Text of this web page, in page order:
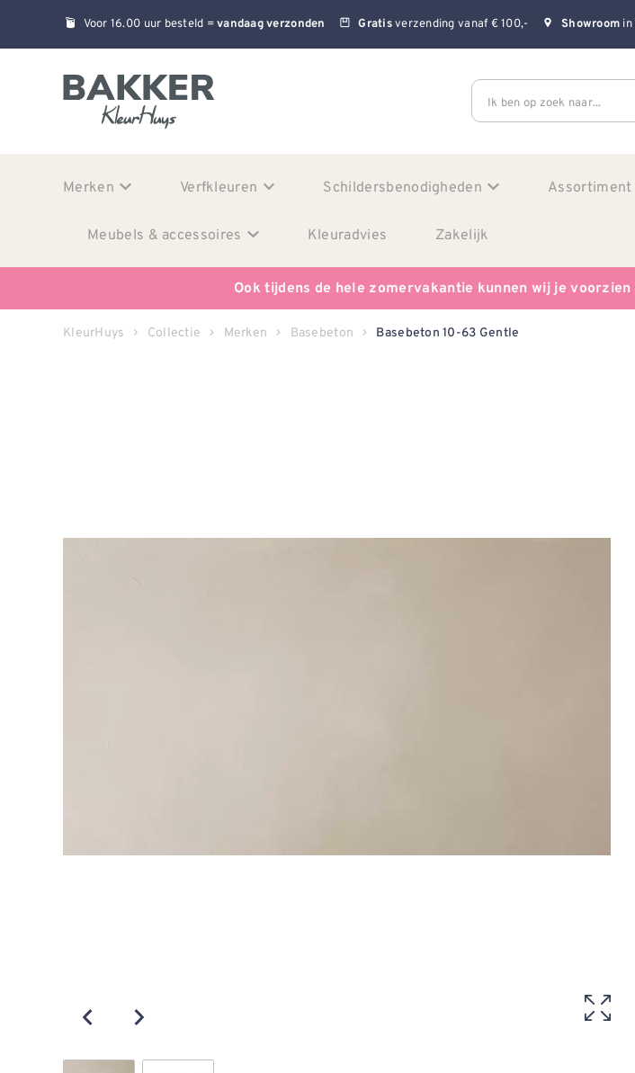
Voor 16.00 uur besteld =vandaag verzonden Gratisverzending vanaf € 100,- Showroom
Ik ben op zoek naar...
Merken Verfkleuren Schildersbenodigheden Assortiment
Meubels & accessoires Kleuradvies Zakelijk
Ook tijdens de hele zomervakantie kunnen wij je
KleurHuys Collectie Merken Basebeton Basebeton 10-63 Gentle